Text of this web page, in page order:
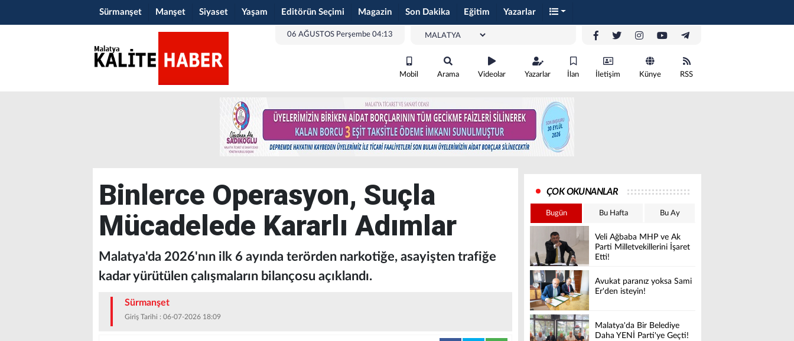
Sürmanşet Manşet Siyaset Yaşam Editörün Seçimi Magazin Son Dakika Eğitim Yazarlar
06 AĞUSTOS Perşembe 04:13
Mobil Arama Videolar Yazarlar İlan İletişim Künye RSS
Binlerce Operasyon, Suçla
Mücadelede Kararlı Adımlar
Malatya'da 2026'nın ilk 6 ayında terörden narkotiğe, asayişten trafiğe
kadar yürütülen çalışmaların bilançosu açıklandı.
Sürmanşet
Giriş Tarihi : 06-07-2026 18:09
ÇOK OKUNANLAR
Bugün Bu Hafta Bu Ay
Veli Ağbaba MHP ve Ak
Parti Milletvekillerini İşaret
Etti!
Avukat paranız yoksa Sami
Er'den isteyin!
Malatya'da Bir Belediye
Daha YENİ Parti'ye Geçti!